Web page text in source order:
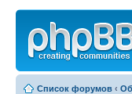
Список форумов ‹